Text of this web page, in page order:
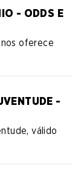
- ODDS E
oferece
-
válido